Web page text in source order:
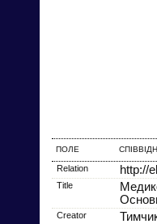
ПОЛЕ
Relation http://
Title
Creator